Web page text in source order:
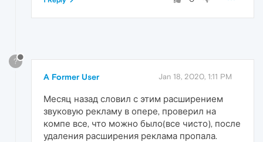
?
A Former User Jan 18, 2020, 1:11 PM
Месяц назад словил с этим расширением
звуковую рекламу в опере, проверил на
компе все, что можно было(все чисто), после
удаления расширения реклама пропала.